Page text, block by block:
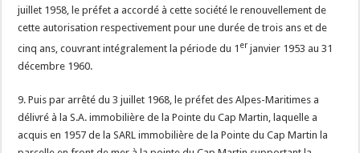
juillet 1958, le préfet a accordé à cette société le renouvellement de
cette autorisation respectivement pour une durée de trois ans et de
cinq ans, couvrant intégralement la période du 1 er janvier 1953 au 31
décembre 1960.
9. Puis par arrêté du 3 juillet 1968, le préfet des Alpes-Maritimes a
délivré à la S.A. immobilière de la Pointe du Cap Martin, laquelle a
acquis en 1957 de la SARL immobilière de la Pointe du Cap Martin la